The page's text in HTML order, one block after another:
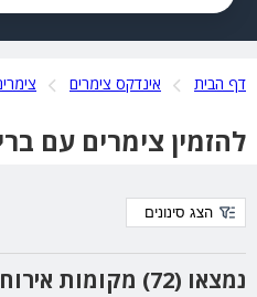
דף הבית אינדקס צימרים
להזמין צימרים עם
נמצאו (72) מקומות אירוח
הצג סינונים